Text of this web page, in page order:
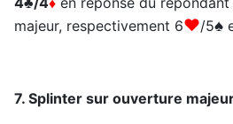
majeur, respectivement 6♥/5♠
7. Splinter sur ouverture